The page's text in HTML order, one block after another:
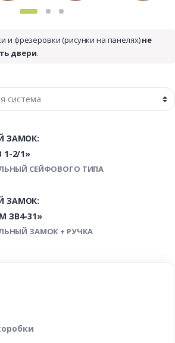
и фрезеровки (рисунки на панелях)не
двери.
ЗАМОК:
1-2/1»
СЕЙФОВОГО ТИПА
ЗАМОК:
ЗВ4-31»
ЗАМОК + РУЧКА